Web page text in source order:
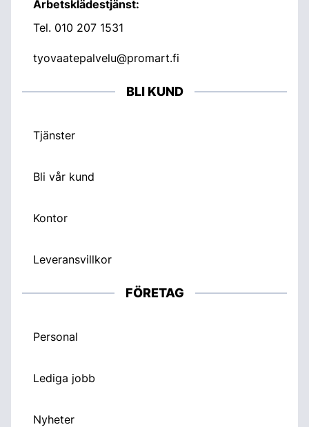
Arbetsklädestjänst:
Tel. 010 207 1531
tyovaatepalvelu@promart.fi
BLI KUND
Tjänster
Bli vår kund
Kontor
Leveransvillkor
FÖRETAG
Personal
Lediga jobb
Nyheter